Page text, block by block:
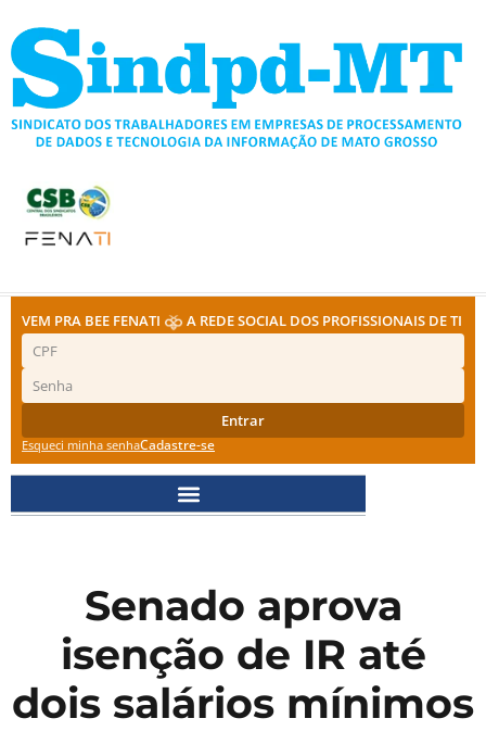
para
conteúdo
VEM PRA BEE FENATI A REDE SOCIAL DOS PROFISSIONAIS DE TI
Entrar
Esqueci minha senhaCadastre-se
Senado aprova
isenção de IR até
dois salários mínimos